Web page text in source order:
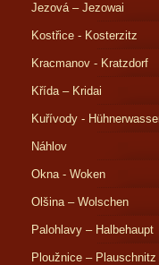
Jezová – Jezowai
Kostřice - Kosterzitz
Kracmanov - Kratzdorf
Křída – Kridai
Kuřívody -
Náhlov
Okna - Woken
Olšina – Wolschen
Palohlavy – Halbehaupt
Ploužnice – Plauschnitz